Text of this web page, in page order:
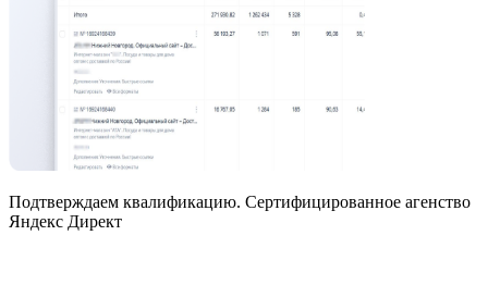
Подтверждаем квалификацию. Сертифицированное агенство
Яндекс Директ